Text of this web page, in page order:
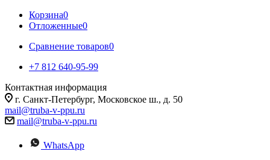
Корзина0
Отложенные0
Сравнение товаров0
+7 812 640-95-99
Контактная информация
г. Санкт-Петербург, Московское ш., д. 50
mail@truba-v-ppu.ru
mail@truba-v-ppu.ru
WhatsApp